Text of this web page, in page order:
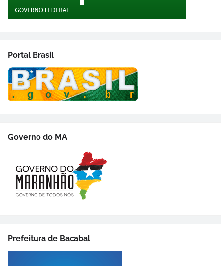
Portal Brasil
Governo do MA
Prefeitura de Bacabal